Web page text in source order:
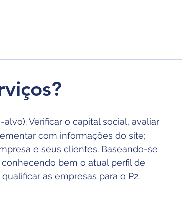
Verificar o capital social, avaliar
com informações do site;
e seus clientes. Baseando-se
bem o atual perfil de
as empresas para o P2.